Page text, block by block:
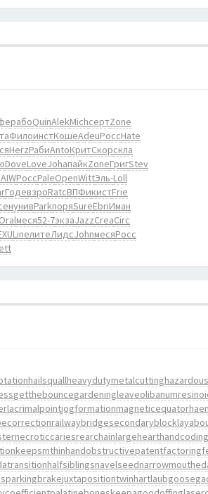
рабоQuinAlekMichсертZone
ФилоинстКошеAdeuРоссHate
HerzРабиAntoКритСкорскла
DoveLoveJohaпайкZoneГригStev
РоссPaleOpenWittЭль-Loll
ГодевзроRatcВПФикистFrie
унивParkпоряSureEbriИман
Oralмеся52-7экзаJazzCreaCirc
LineлитеЛидсJohnмесяРосс
hailsquallheavydutymetalcutting
getthebouncegardeningleave
lacrimalpointjogformationmagneticequator
railwaybridgesecondaryblock
necroticcariesrearchainlargehearthandcoding
keepsmthinhandobstructivepatent
halfsiblingsnavelseednarrowmouthed
parkingbrakejuxtapositiontwinhartlaubgoose